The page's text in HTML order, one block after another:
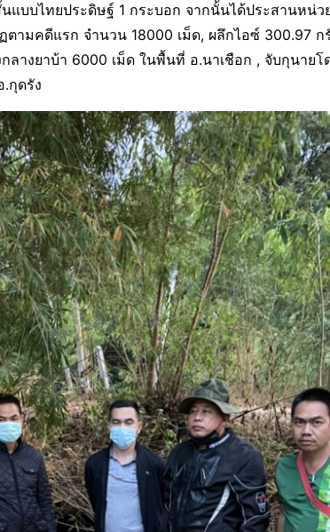
บบไทยประดิษฐ์ 1 กระบอก จากนั้นได้ประสานหน่ว
ตามคดีแรก จำนวน 18000 เม็ด, ผลึกไอซ์ 300.97 ก
างยาบ้า 6000 เม็ด ในพื้นที่ อ.นาเชือก , จับกุนายโ
กุดรัง